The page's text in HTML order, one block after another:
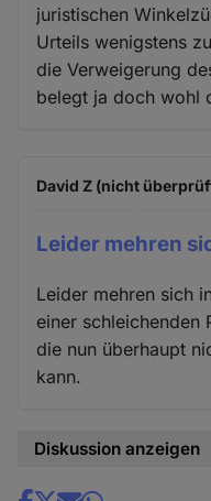
juristischen
Urteils wenigstens
die Verweigerung
belegt ja doch wohl
David Z (nicht
Leider mehren
Leider mehren sich
einer schleichenden
die nun überhaupt
kann.
Diskussion anzeigen